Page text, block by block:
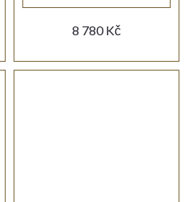
8 780 Kč